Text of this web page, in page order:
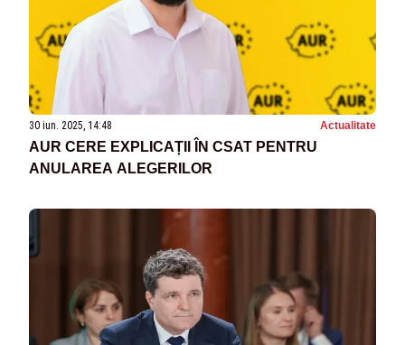
30 iun. 2025, 14:48 Actualitate
AUR CERE EXPLICAȚII ÎN CSAT PENTRU
ANULAREA ALEGERILOR